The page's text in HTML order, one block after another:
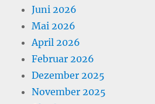
Juni 2026
Mai 2026
April 2026
Februar 2026
Dezember 2025
November 2025